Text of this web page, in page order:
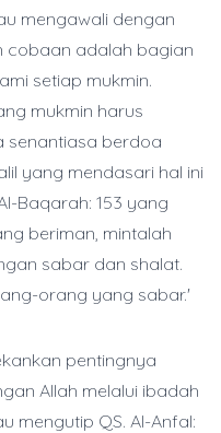
mengawali dengan
cobaan adalah bagian
setiap mukmin.
mukmin harus
senantiasa berdoa
yang mendasari hal ini
Baqarah: 153 yang
beriman, mintalah
sabar dan shalat.
orang yang sabar.'
pentingnya
Allah melalui ibadah
mengutip QS. Al-Anfal: